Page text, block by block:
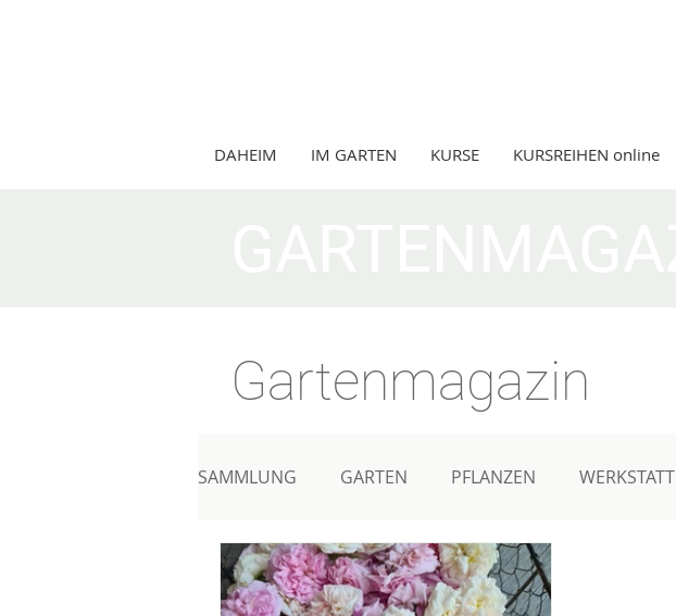
DAHEIM IM GARTEN KURSE KURSREIHEN online
Gartenmagazin
SAMMLUNG GARTEN PFLANZEN WERKSTATT